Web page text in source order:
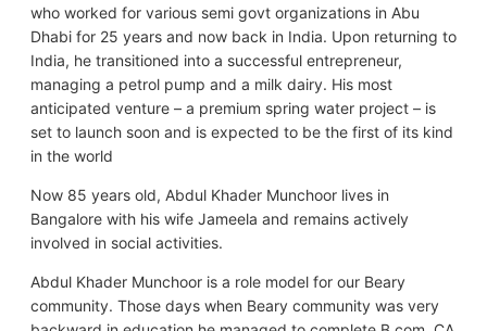
who worked for various semi govt organizations in Abu
Dhabi for 25 years and now back in India. Upon returning to
India, he transitioned into a successful entrepreneur,
managing a petrol pump and a milk dairy. His most
anticipated venture – a premium spring water project – is
set to launch soon and is expected to be the first of its kind
in the world
Now 85 years old, Abdul Khader Munchoor lives in
Bangalore with his wife Jameela and remains actively
involved in social activities.
Abdul Khader Munchoor is a role model for our Beary
community. Those days when Beary community was very